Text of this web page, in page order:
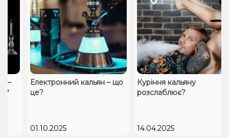
Електронний кальян – що
це?
01.10.2025
Куріння кальяну
розслаблює?
14.04.2025